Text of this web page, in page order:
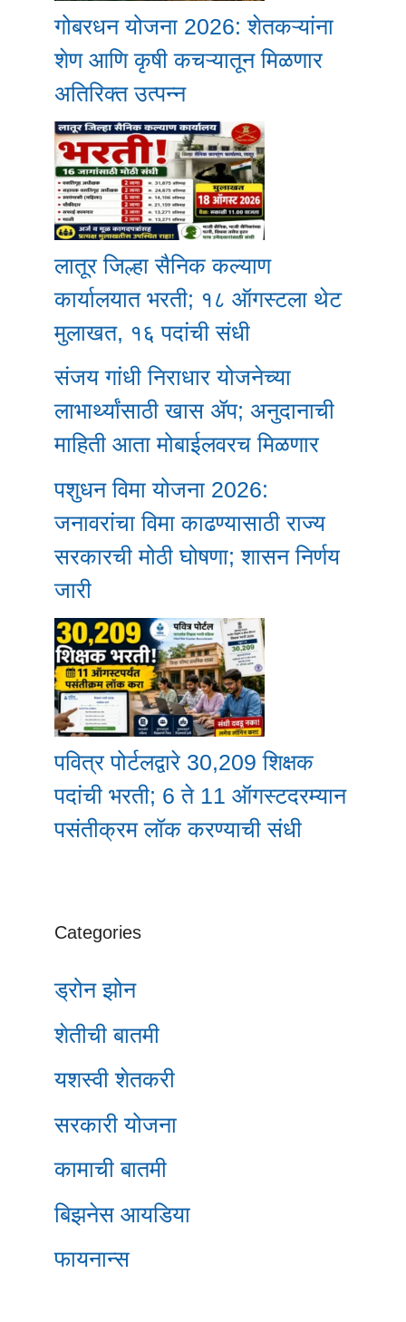
गोबरधन योजना 2026: शेतकऱ्यांना
शेण आणि कृषी कचऱ्यातून मिळणार
अतिरिक्त उत्पन्न
लातूर जिल्हा सैनिक कल्याण
कार्यालयात भरती; १८ ऑगस्टला थेट
मुलाखत, १६ पदांची संधी
संजय गांधी निराधार योजनेच्या
लाभार्थ्यांसाठी खास ॲप; अनुदानाची
माहिती आता मोबाईलवरच मिळणार
पशुधन विमा योजना 2026:
जनावरांचा विमा काढण्यासाठी राज्य
सरकारची मोठी घोषणा; शासन निर्णय
जारी
पवित्र पोर्टलद्वारे 30,209 शिक्षक
पदांची भरती; 6 ते 11 ऑगस्टदरम्यान
पसंतीक्रम लॉक करण्याची संधी
Categories
ड्रोन झोन
शेतीची बातमी
यशस्वी शेतकरी
सरकारी योजना
कामाची बातमी
बिझनेस आयडिया
फायनान्स